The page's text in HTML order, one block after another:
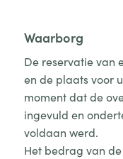
Waarborg
De reservatie van
en de plaats voor
moment dat de
ingevuld en
voldaan werd.
Het bedrag van